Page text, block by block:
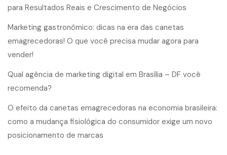
para Resultados Reais e Crescimento de Negócios
Marketing gastronômico: dicas na era das canetas
emagrecedoras! O que você precisa mudar agora para
vender!
Qual agência de marketing digital em Brasília – DF você
recomenda?
O efeito da canetas emagrecedoras na economia brasileira:
como a mudança fisiológica do consumidor exige um novo
posicionamento de marcas